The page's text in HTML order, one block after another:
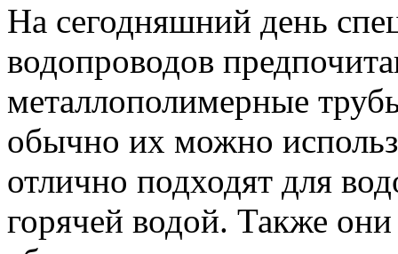
На сегодняшний день
водопроводов
металлополимерные
обычно их можно
отлично подходят для
горячей водой. Также